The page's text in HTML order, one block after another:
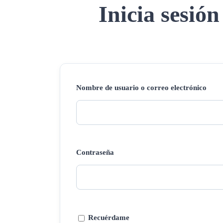
Inicia sesión
Nombre de usuario o correo electrónico
Contraseña
Recuérdame